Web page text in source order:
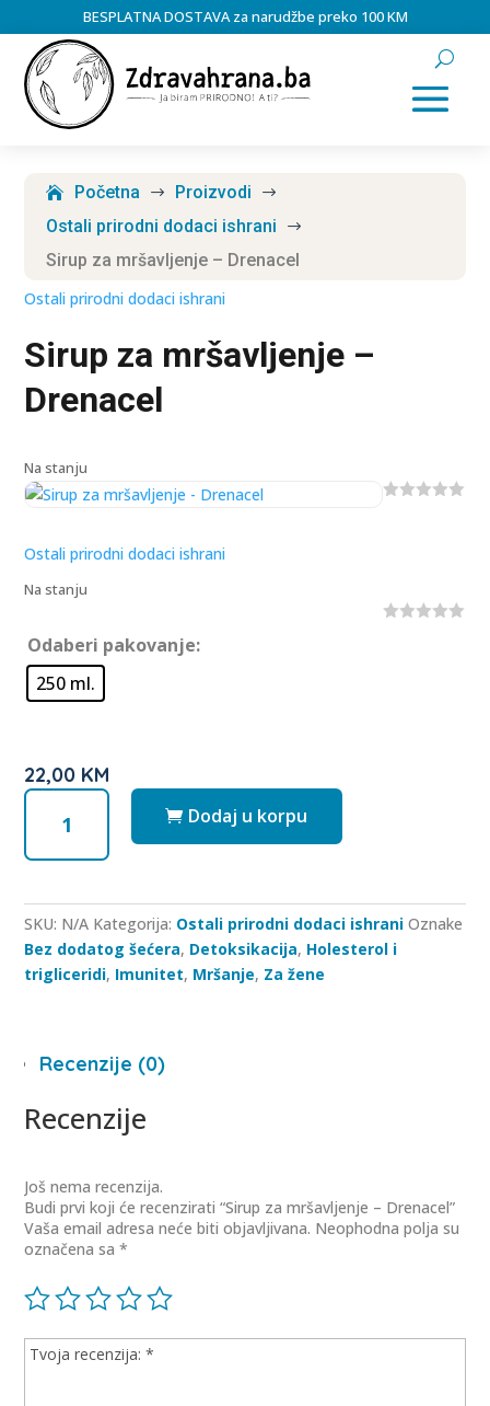
BESPLATNA DOSTAVA za narudžbe preko 100 KM
Početna $ Proizvodi $
Ostali prirodni dodaci ishrani $
Sirup za mršavljenje – Drenacel
Ostali prirodni dodaci ishrani
Sirup za mršavljenje –
Drenacel
Na stanju
5
Ostali prirodni dodaci ishrani
Na stanju
Odaberi pakovanje:
250 ml.
22,00 KM
Sirup
mršavljenje
Drenacel
količina
Dodaj u korpu
SKU: N/A Kategorija: Ostali prirodni dodaci ishrani Oznake
Bez dodatog šećera, Detoksikacija, Holesterol i
trigliceridi, Imunitet, Mršanje, Za žene
Recenzije (0)
Recenzije
Još nema recenzija.
Budi prvi koji će recenzirati “Sirup za mršavljenje – Drenacel”
Vaša email adresa neće biti objavljivana. Neophodna polja su
označena sa*